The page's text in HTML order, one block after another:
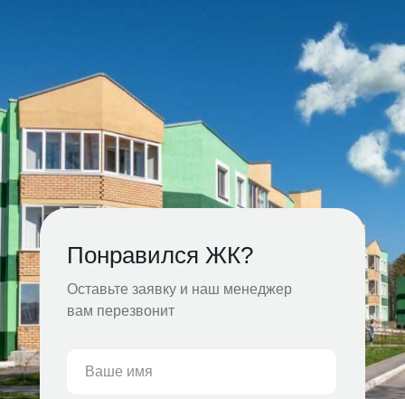
Оставьте заявку и наш менеджер
вам перезвонит
Понравился ЖК?